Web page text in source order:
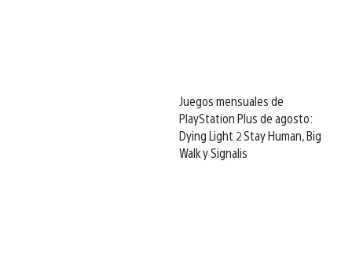
Juegos mensuales de
PlayStation Plus de agosto:
Dying Light 2 Stay Human, Big
Walk y Signalis